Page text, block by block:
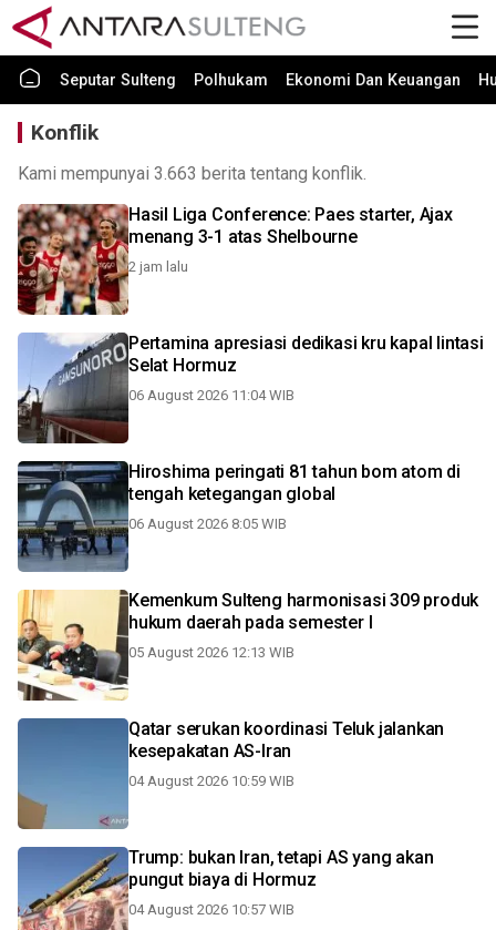
Seputar Sulteng Polhukam Ekonomi Dan Keuangan
Konflik
Kami mempunyai 3.663 berita tentang konflik.
Hasil Liga Conference: Paes starter, Ajax
menang 3-1 atas Shelbourne
2 jam lalu
Pertamina apresiasi dedikasi kru kapal lintasi
Selat Hormuz
06 August 2026 11:04 WIB
Hiroshima peringati 81 tahun bom atom di
tengah ketegangan global
06 August 2026 8:05 WIB
Kemenkum Sulteng harmonisasi 309 produk
hukum daerah pada semester I
05 August 2026 12:13 WIB
Qatar serukan koordinasi Teluk jalankan
kesepakatan AS-Iran
04 August 2026 10:59 WIB
Trump: bukan Iran, tetapi AS yang akan
pungut biaya di Hormuz
04 August 2026 10:57 WIB